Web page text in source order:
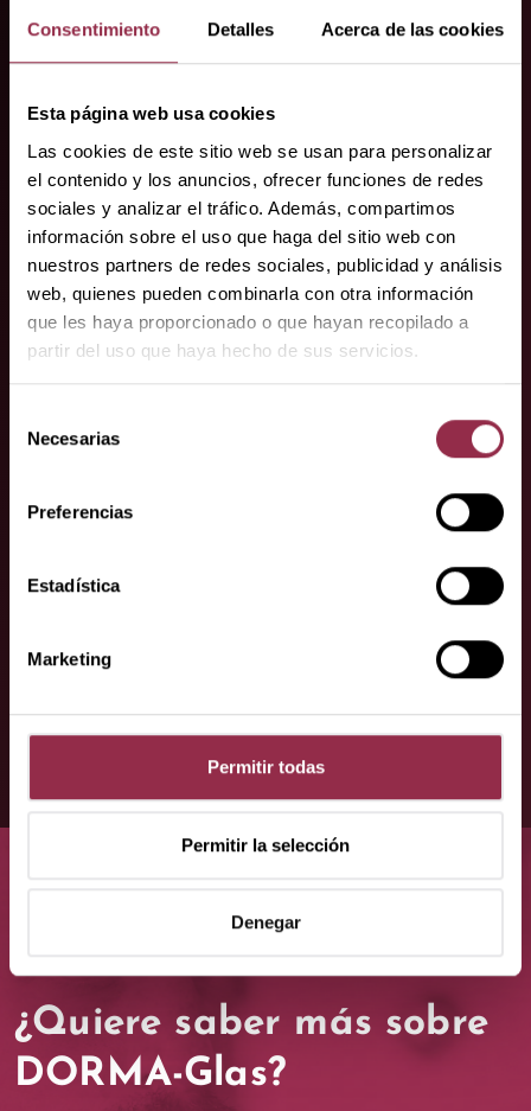
Consentimiento Detalles Acerca de las cookies
Esta página web usa cookies
Las cookies de este sitio web se usan para personalizar
el contenido y los anuncios, ofrecer funciones de redes
sociales y analizar el tráfico. Además, compartimos
información sobre el uso que haga del sitio web con
nuestros partners de redes sociales, publicidad y análisis
web, quienes pueden combinarla con otra información
que les haya proporcionado o que hayan recopilado a
partir del uso que haya hecho de sus servicios.
Necesarias
Preferencias
Estadística
Marketing
Permitir todas
Permitir la selección
Denegar
especialistas.
especializados.
¿Tiene alguna
Póngase en contacto con nosotros,
¿Quiere saber más sobre
DORMA-Glas?